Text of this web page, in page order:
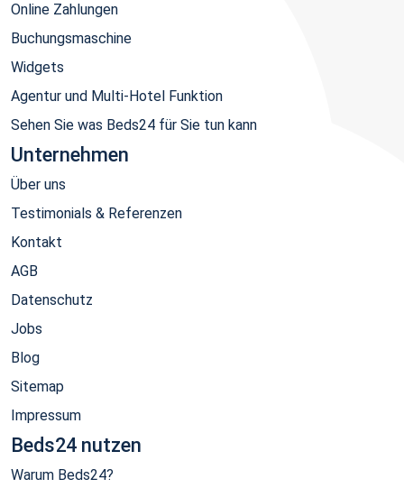
Online Zahlungen
Buchungsmaschine
Widgets
Agentur und Multi-Hotel Funktion
Sehen Sie was Beds24 für Sie tun kann
Unternehmen
Über uns
Testimonials & Referenzen
Kontakt
AGB
Datenschutz
Jobs
Blog
Sitemap
Impressum
Beds24 nutzen
Warum Beds24?